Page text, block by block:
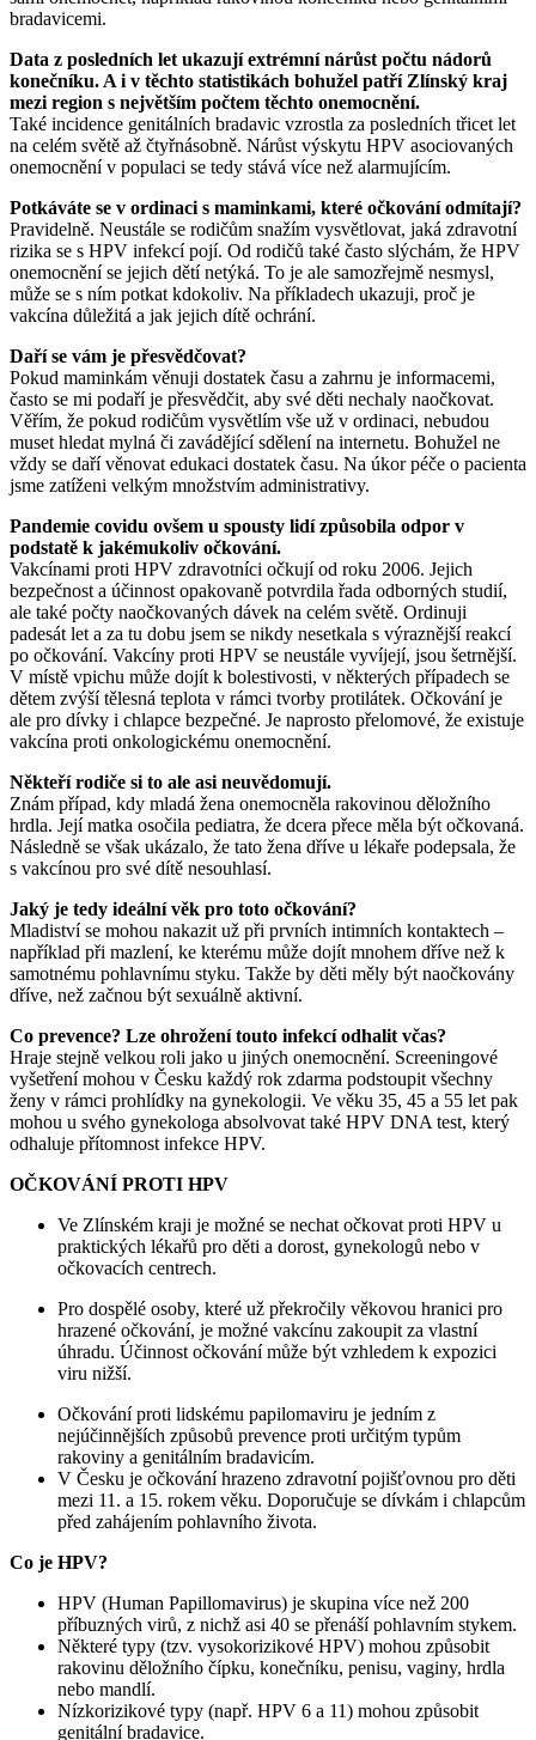
bradavicemi.
Data z posledních let ukazují extrémní nárůst počtu nádorů
konečníku. A i v těchto statistikách bohužel patří Zlínský kraj
mezi region s největším počtem těchto onemocnění.
Také incidence genitálních bradavic vzrostla za posledních třicet let
na celém světě až čtyřnásobně. Nárůst výskytu HPV asociovaných
onemocnění v populaci se tedy stává více než alarmujícím.
Potkáváte se v ordinaci s maminkami, které očkování odmítají?
Pravidelně. Neustále se rodičům snažím vysvětlovat, jaká zdravotní
rizika se s HPV infekcí pojí. Od rodičů také často slýchám, že HPV
onemocnění se jejich dětí netýká. To je ale samozřejmě nesmysl,
může se s ním potkat kdokoliv. Na příkladech ukazuji, proč je
vakcína důležitá a jak jejich dítě ochrání.
Daří se vám je přesvědčovat?
Pokud maminkám věnuji dostatek času a zahrnu je informacemi,
často se mi podaří je přesvědčit, aby své děti nechaly naočkovat.
Věřím, že pokud rodičům vysvětlím vše už v ordinaci, nebudou
muset hledat mylná či zavádějící sdělení na internetu. Bohužel ne
vždy se daří věnovat edukaci dostatek času. Na úkor péče o pacienta
jsme zatíženi velkým množstvím administrativy.
Pandemie covidu ovšem u spousty lidí způsobila odpor v
podstatě k jakémukoliv očkování.
Vakcínami proti HPV zdravotníci očkují od roku 2006. Jejich
bezpečnost a účinnost opakovaně potvrdila řada odborných studií,
ale také počty naočkovaných dávek na celém světě. Ordinuji
padesát let a za tu dobu jsem se nikdy nesetkala s výraznější reakcí
po očkování. Vakcíny proti HPV se neustále vyvíjejí, jsou šetrnější.
V místě vpichu může dojít k bolestivosti, v některých případech se
dětem zvýší tělesná teplota v rámci tvorby protilátek. Očkování je
ale pro dívky i chlapce bezpečné. Je naprosto přelomové, že existuje
vakcína proti onkologickému onemocnění.
Někteří rodiče si to ale asi neuvědomují.
Znám případ, kdy mladá žena onemocněla rakovinou děložního
hrdla. Její matka osočila pediatra, že dcera přece měla být očkovaná.
Následně se však ukázalo, že tato žena dříve u lékaře podepsala, že
s vakcínou pro své dítě nesouhlasí.
Jaký je tedy ideální věk pro toto očkování?
Mladiství se mohou nakazit už při prvních intimních kontaktech –
například při mazlení, ke kterému může dojít mnohem dříve než k
samotnému pohlavnímu styku. Takže by děti měly být naočkovány
dříve, než začnou být sexuálně aktivní.
Co prevence? Lze ohrožení touto infekcí odhalit včas?
Hraje stejně velkou roli jako u jiných onemocnění. Screeningové
vyšetření mohou v Česku každý rok zdarma podstoupit všechny
ženy v rámci prohlídky na gynekologii. Ve věku 35, 45 a 55 let pak
mohou u svého gynekologa absolvovat také HPV DNA test, který
odhaluje přítomnost infekce HPV.
OČKOVÁNÍ PROTI HPV
Ve Zlínském kraji je možné se nechat očkovat proti HPV u
praktických lékařů pro děti a dorost, gynekologů nebo v
očkovacích centrech.
Pro dospělé osoby, které už překročily věkovou hranici pro
hrazené očkování, je možné vakcínu zakoupit za vlastní
úhradu.​ Účinnost očkování může být vzhledem k expozici
viru nižší.
Očkování proti lidskému papilomaviru je jedním z
nejúčinnějších způsobů prevence proti určitým typům
rakoviny a genitálním bradavicím.
V Česku je očkování hrazeno zdravotní pojišťovnou pro děti
mezi 11. a 15. rokem věku. Doporučuje se dívkám i chlapcům
před zahájením pohlavního života.
Co je HPV?
HPV (Human Papillomavirus) je skupina více než 200
příbuzných virů, z nichž asi 40 se přenáší pohlavním stykem.
Některé typy (tzv. vysokorizikové HPV) mohou způsobit
rakovinu děložního čípku, konečníku, penisu, vaginy, hrdla
nebo mandlí.
Nízkorizikové typy (např. HPV 6 a 11) mohou způsobit
genitální bradavice.